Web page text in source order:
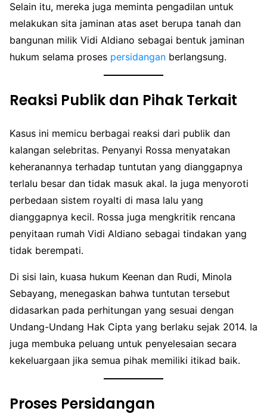
Selain itu, mereka juga meminta pengadilan untuk
melakukan sita jaminan atas aset berupa tanah dan
bangunan milik Vidi Aldiano sebagai bentuk jaminan
hukum selama proses persidangan berlangsung.
Reaksi Publik dan Pihak Terkait
Kasus ini memicu berbagai reaksi dari publik dan
kalangan selebritas. Penyanyi Rossa menyatakan
keheranannya terhadap tuntutan yang dianggapnya
terlalu besar dan tidak masuk akal. Ia juga menyoroti
perbedaan sistem royalti di masa lalu yang
dianggapnya kecil. Rossa juga mengkritik rencana
penyitaan rumah Vidi Aldiano sebagai tindakan yang
tidak berempati.
Di sisi lain, kuasa hukum Keenan dan Rudi, Minola
Sebayang, menegaskan bahwa tuntutan tersebut
didasarkan pada perhitungan yang sesuai dengan
Undang-Undang Hak Cipta yang berlaku sejak 2014. Ia
juga membuka peluang untuk penyelesaian secara
kekeluargaan jika semua pihak memiliki itikad baik.
Proses Persidangan